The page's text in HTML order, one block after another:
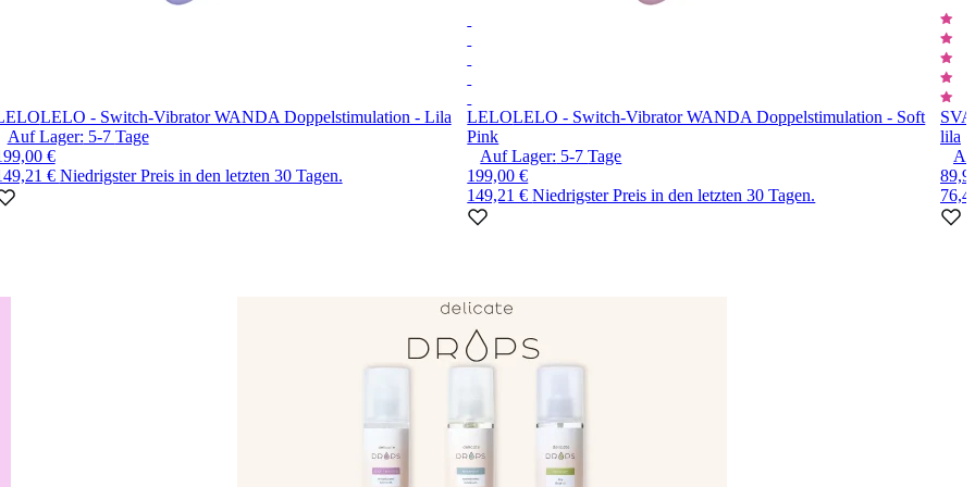
LELO - Switch-Vibrator WANDA Doppelstimulation - Lila
Auf Lager: 5-7 Tage
€
€ Niedrigster Preis in den letzten 30 Tagen.
LELOLELO - Switch-Vibrator WANDA Doppelstimulation - Soft
Pink
Auf Lager: 5-7Tage
199,00 €
149,21 €Niedrigster Preis in den letzten 30 Tagen.
lila